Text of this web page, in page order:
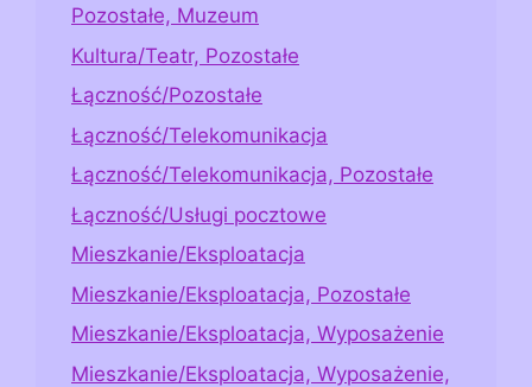
Pozostałe, Muzeum
Kultura/Teatr, Pozostałe
Łączność/Pozostałe
Łączność/Telekomunikacja
Łączność/Telekomunikacja, Pozostałe
Łączność/Usługi pocztowe
Mieszkanie/Eksploatacja
Mieszkanie/Eksploatacja, Pozostałe
Mieszkanie/Eksploatacja, Wyposażenie
Mieszkanie/Eksploatacja, Wyposażenie,